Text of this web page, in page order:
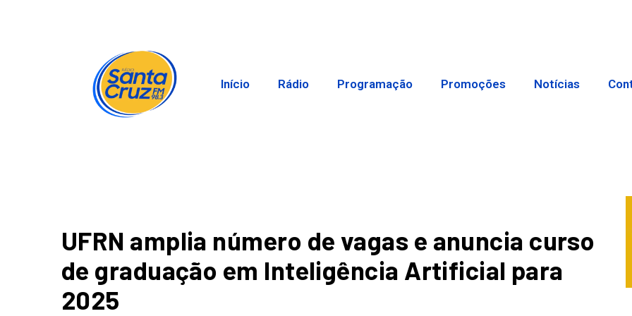
Início Rádio Programação Promoções Notícias
UFRN amplia número de vagas e anuncia curso
de graduação em Inteligência Artificial para
2025